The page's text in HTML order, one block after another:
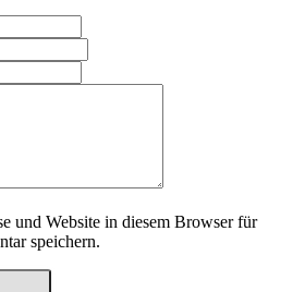
und Website in diesem Browser für
speichern.